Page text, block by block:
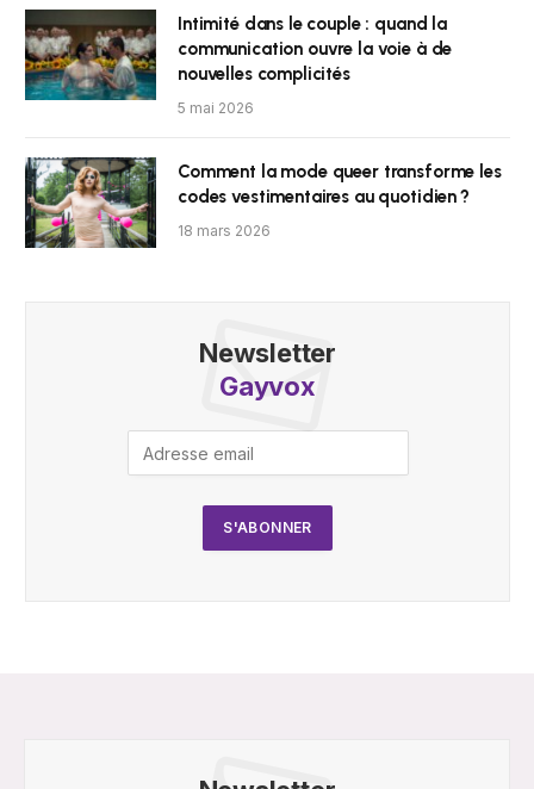
Intimité dans le couple : quand la
communication ouvre la voie à de
nouvelles complicités
5 mai 2026
Comment la mode queer transforme les
codes vestimentaires au quotidien ?
18 mars 2026
Newsletter
Gayvox